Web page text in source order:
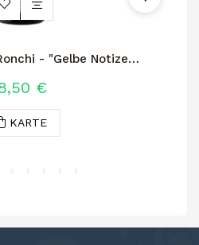
- "Gelbe Notizen"
€
KARTE